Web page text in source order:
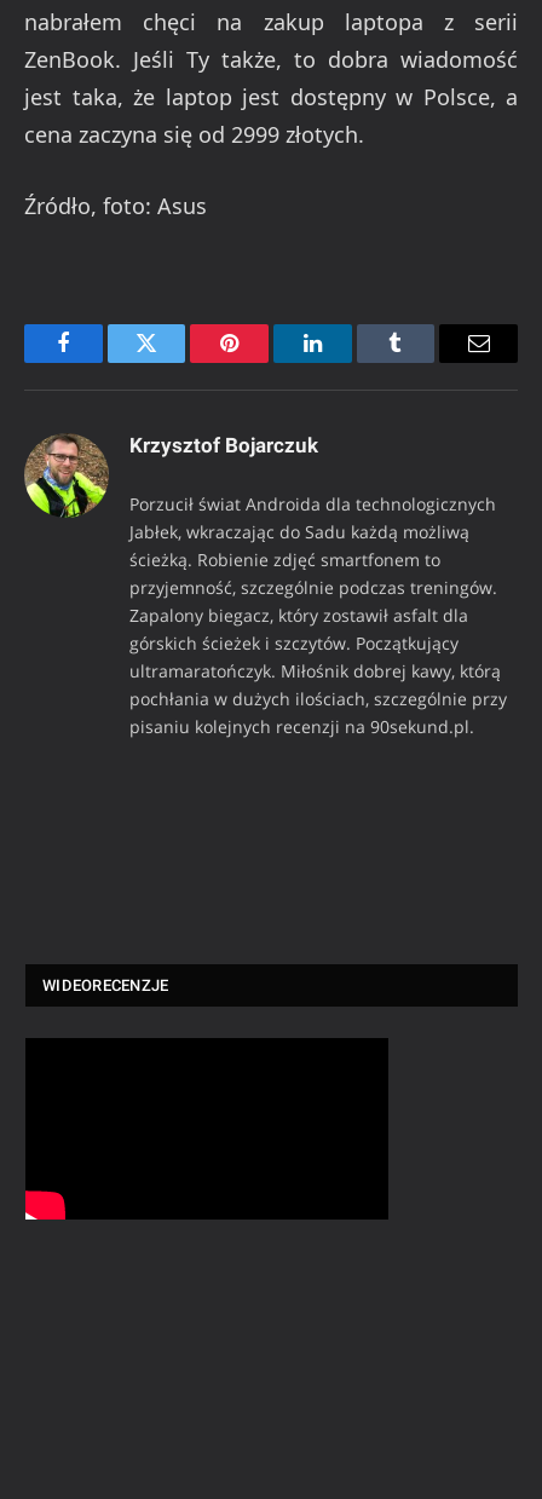
nabrałem chęci na zakup laptopa z serii
ZenBook. Jeśli Ty także, to dobra wiadomość
jest taka, że laptop jest dostępny w Polsce, a
cena zaczyna się od 2999 złotych.
Źródło, foto: Asus
FacebookTwitter Pinterest LinkedInTumblr Email
Krzysztof Bojarczuk
Porzucił świat Androida dla technologicznych
Jabłek, wkraczając do Sadu każdą możliwą
ścieżką. Robienie zdjęć smartfonem to
przyjemność, szczególnie podczas treningów.
Zapalony biegacz, który zostawił asfalt dla
górskich ścieżek i szczytów. Początkujący
ultramaratończyk. Miłośnik dobrej kawy, którą
pochłania w dużych ilościach, szczególnie przy
pisaniu kolejnych recenzji na 90sekund.pl.
WIDEORECENZJE